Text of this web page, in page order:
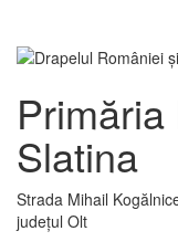
Slatina
Strada Mihail
județul Olt